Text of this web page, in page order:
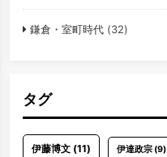
鎌倉・室町時代(32)
タグ
伊藤博文(11) 伊達政宗(9)